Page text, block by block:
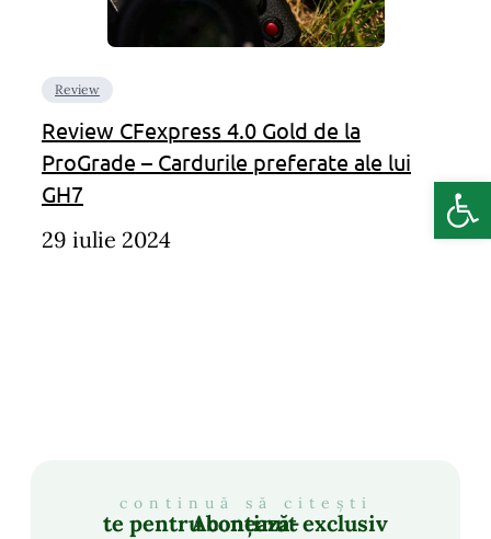
Review
Review CFexpress 4.0 Gold de la
ProGrade – Cardurile preferate ale lui
GH7
29 iulie 2024
continuă să citești
Abonează-te pentru conținut exclusiv